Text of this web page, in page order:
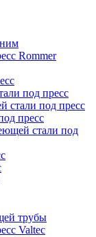
Rommer
под пресс
стали под пресс
пресс
стали под
трубы
Valtec